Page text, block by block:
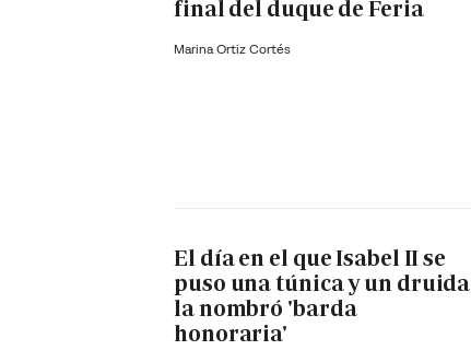
final del duque de Feria
Marina Ortiz Cortés
El día en el que Isabel II se
puso una túnica y un druida
la nombró 'barda
honoraria'